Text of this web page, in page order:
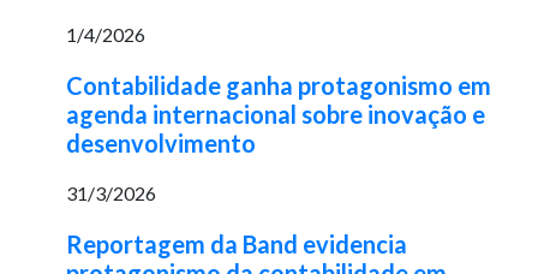
1/4/2026
Contabilidade ganha protagonismo em
agenda internacional sobre inovação e
desenvolvimento
31/3/2026
Reportagem da Band evidencia